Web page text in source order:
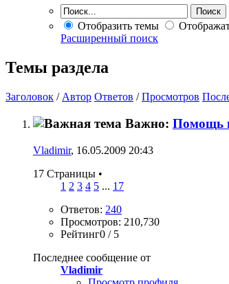
Отобразить темы
Расширенный поиск
Темы раздела
Заголовок / Автор Ответов /Просмотров
Важно: Помощь
Vladimir, 16.05.2009 20:43
17 Страницы •
1 2 3 4 5 ... 17
Ответов: 240
Просмотров: 210,730
Рейтинг0 / 5
Последнее сообщение от
Vladimir